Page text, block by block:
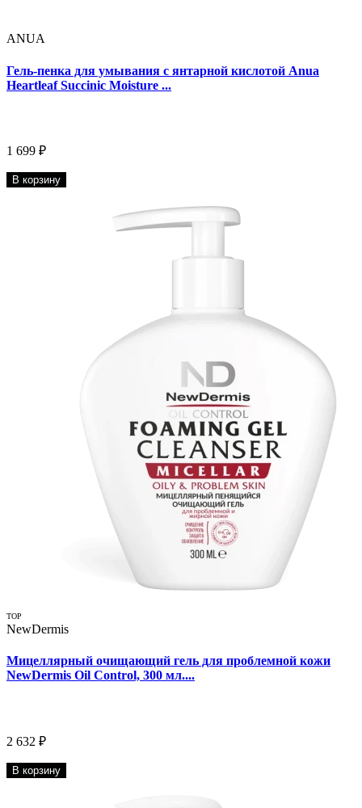
ANUA
Гель-пенка для умывания с янтарной кислотой Anua
Heartleaf Succinic Moisture ...
1 699 ₽
В корзину
TOP
NewDermis
Мицеллярный очищающий гель для проблемной кожи
NewDermis Oil Control, 300 мл....
2 632 ₽
В корзину